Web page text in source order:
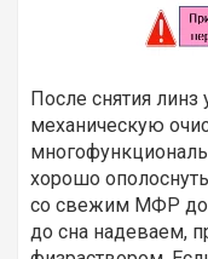
После снятия
механическую
хорошо
со свежим МФР до
до сна надеваем,